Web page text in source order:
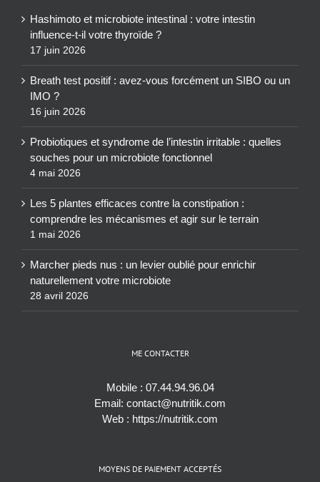
Hashimoto et microbiote intestinal : votre intestin
influence-t-il votre thyroïde ?
17 juin 2026
Breath test positif : avez-vous forcément un SIBO ou un
IMO ?
16 juin 2026
Probiotiques et syndrome de l’intestin irritable : quelles
souches pour un microbiote fonctionnel
4 mai 2026
Les 5 plantes efficaces contre la constipation :
comprendre les mécanismes et agir sur le terrain
1 mai 2026
Marcher pieds nus : un levier oublié pour enrichir
naturellement votre microbiote
28 avril 2026
ME CONTACTER
Mobile : 07.44.94.96.04
Email: contact@nutritik.com
Web : https://nutritik.com
MOYENS DE PAIEMENT ACCEPTÉS